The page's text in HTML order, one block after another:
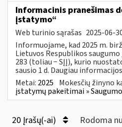
Informacinis pranešimas
įstatymo“
Web turinio sąrašas 2025-06-
Informuojame, kad 2025 m.
Lietuvos Respublikos
283 (toliau − SĮĮ), kurio
sausio 1 d. Daugiau
Metai: 2025 Mokesčių žinyno
įstatymų pakeitimai »
20 Įrašų(-ai) Rodoma